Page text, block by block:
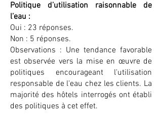
Politique d’utilisation raisonnable de
l’eau :
Oui : 23 réponses.
Non : 5 réponses.
Observations : Une tendance favorable
est observée vers la mise en œuvre de
politiques encourageant l'utilisation
responsable de l'eau chez les clients. La
majorité des hôtels interrogés ont établi
des politiques à cet effet.